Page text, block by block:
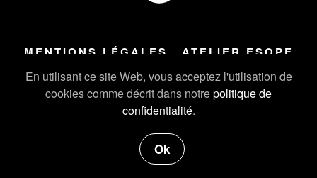
En utilisant ce site Web, vous acceptez l'utilisation de
cookies comme décrit dans notrepolitique de
confidentialité.
Ok
MENTIONS LÉGALES ATELIER ESOPE